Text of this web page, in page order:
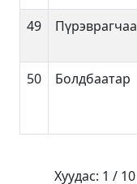
49
Пүрэврагчаа
50
Болдбаатар
Хуудас: 1 / 10